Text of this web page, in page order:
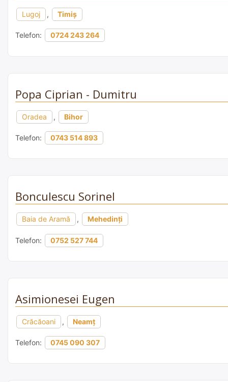
Lugoj , Timiș
Telefon: 0724 243 264
Popa Ciprian - Dumitru
Oradea , Bihor
Telefon: 0743 514 893
Bonculescu Sorinel
Baia de Aramă , Mehedinți
Telefon: 0752 527 744
Asimionesei Eugen
Crăcăoani , Neamț
Telefon: 0745 090 307